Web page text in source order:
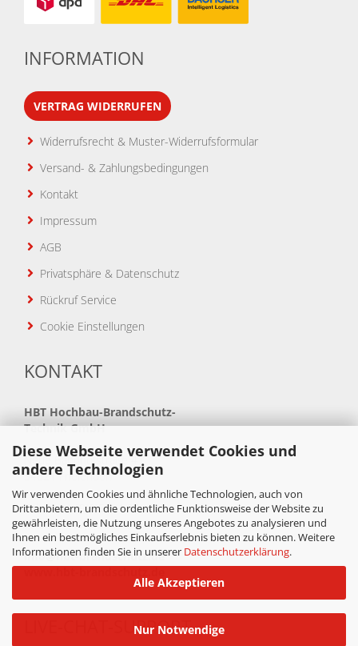
Diese Webseite verwendet Cookies und
andere Technologien
Wir verwenden Cookies und ähnliche Technologien, auch von
Drittanbietern, um die ordentliche Funktionsweise der Website zu
gewährleisten, die Nutzung unseres Angebotes zu analysieren und
Ihnen ein bestmögliches Einkaufserlebnis bieten zu können. Weitere
Informationen finden Sie in unserer Datenschutzerklärung.
Alle Akzeptieren
Nur Notwendige
INFORMATION
VERTRAG WIDERRUFEN
Widerrufsrecht & Muster-Widerrufsformular
Versand- & Zahlungsbedingungen
Kontakt
Impressum
AGB
Privatsphäre & Datenschutz
Rückruf Service
Cookie Einstellungen
KONTAKT
HBT Hochbau-Brandschutz-
Technik GmbH
Neue Bahnhofstraße 41
34621 Frielendorf
Telefon: +49(0)5684 99880
Telefax: +49(0)5684 998888
info@hbt-brandschutz.de
LIVE-CHAT-SUPPORT